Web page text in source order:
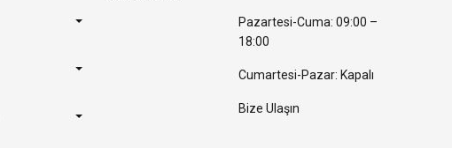
Pazartesi-Cuma: 09:00 –
18:00
Cumartesi-Pazar: Kapalı
Bize Ulaşın